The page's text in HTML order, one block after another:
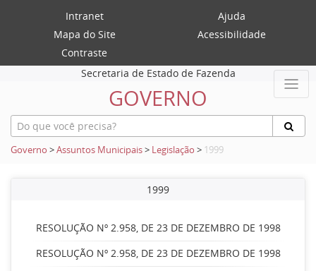
Intranet
Ajuda
Mapa do Site
Acessibilidade
Contraste
Secretaria de Estado de Fazenda
GOVERNO
Governo >Assuntos Municipais> Legislação > 1999
1999
RESOLUÇÃO Nº 2.958, DE 23 DE DEZEMBRO DE 1998
RESOLUÇÃO Nº 2.958, DE 23 DE DEZEMBRO DE 1998